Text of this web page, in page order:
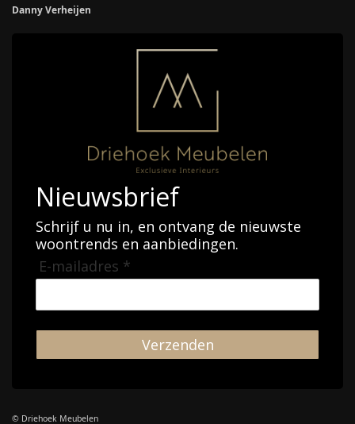
Danny Verheijen
Nieuwsbrief
Schrijf u nu in, en ontvang de nieuwste
woontrends en aanbiedingen.
E-mailadres *
Verzenden
© Driehoek Meubelen